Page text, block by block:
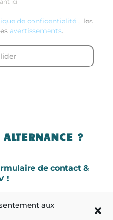
aux
ici
de confidentialité , les
avertissements.
?
de contact &
!
à mon entretien.